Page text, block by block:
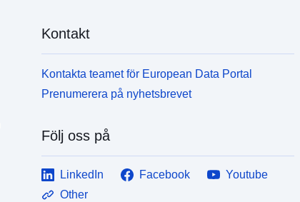
Kontakt
Kontakta teamet för European Data Portal
Prenumerera på nyhetsbrevet
Följ oss på
LinkedIn Facebook
Youtube
Other